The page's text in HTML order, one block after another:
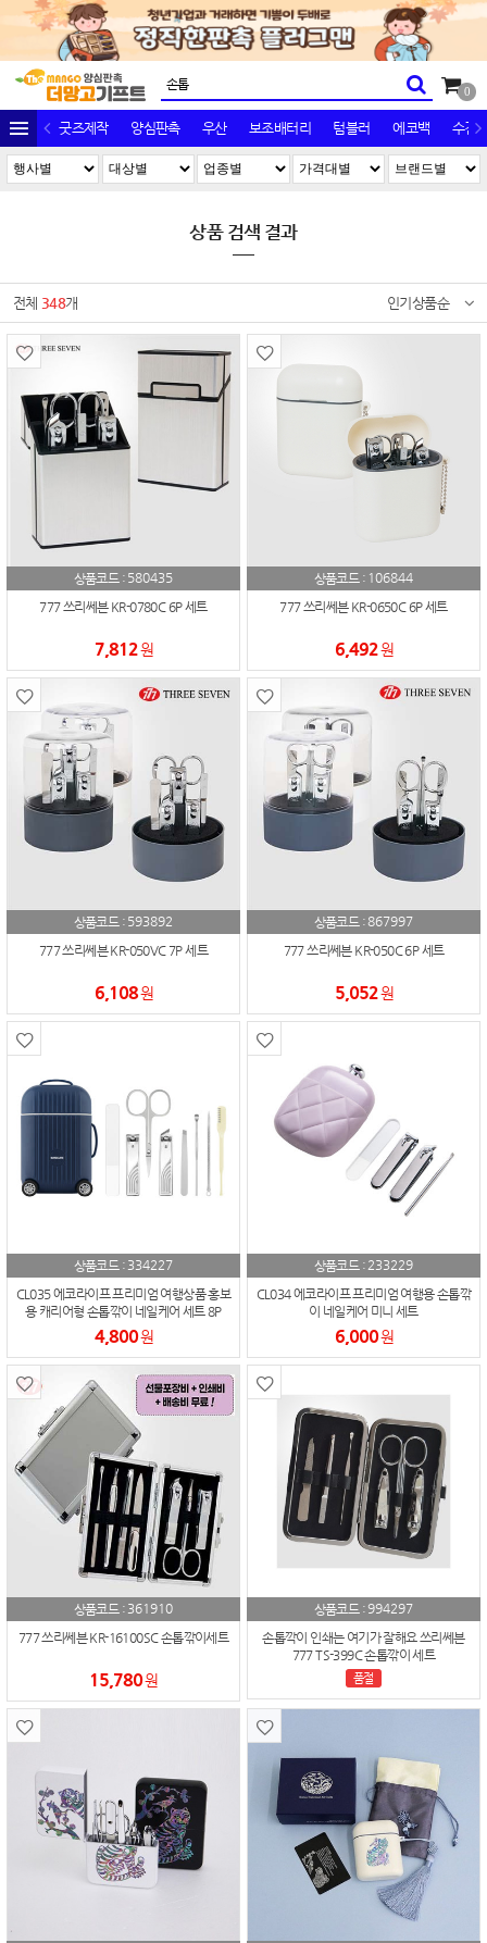
0
굿즈제작 양심판촉 우산 보조배터리 텀블러 에코백 수건/
상품 검색 결과
전체 348개 인기상품순
상품코드 : 580435
777 쓰리쎄븐 KR-0780C 6P 세트
7,812원
상품코드 : 106844
777 쓰리쎄븐 KR-0650C 6P 세트
6,492원
상품코드 : 593892
777 쓰리쎄븐 KR-050VC 7P 세트
6,108원
상품코드 :867997
777 쓰리쎄븐 KR-050C 6P 세트
5,052원
상품코드 : 334227
CL035 에코라이프 프리미엄 여행상품 홍보
용 캐리어형 손톱깎이 네일케어 세트 8P
4,800원
상품코드 :233229
CL034 에코라이프 프리미엄 여행용 손톱깎
이 네일케어 미니 세트
6,000원
상품코드 : 361910
777 쓰리쎄븐 KR-16100SC 손톱깎이세트
15,780원
상품코드 :994297
손톱깍이 인쇄는 여기가 잘해요 쓰리쎄븐
777 TS-399C 손톱깎이 세트
품절